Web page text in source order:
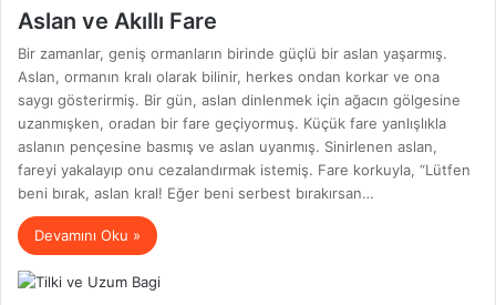
Aslan ve Akıllı Fare
Bir zamanlar, geniş ormanların birinde güçlü bir aslan yaşarmış.
Aslan, ormanın kralı olarak bilinir, herkes ondan korkar ve ona
saygı gösterirmiş. Bir gün, aslan dinlenmek için ağacın gölgesine
uzanmışken, oradan bir fare geçiyormuş. Küçük fare yanlışlıkla
aslanın pençesine basmış ve aslan uyanmış. Sinirlenen aslan,
fareyi yakalayıp onu cezalandırmak istemiş. Fare korkuyla, “Lütfen
beni bırak, aslan kral! Eğer beni serbest bırakırsan…
Devamını Oku »